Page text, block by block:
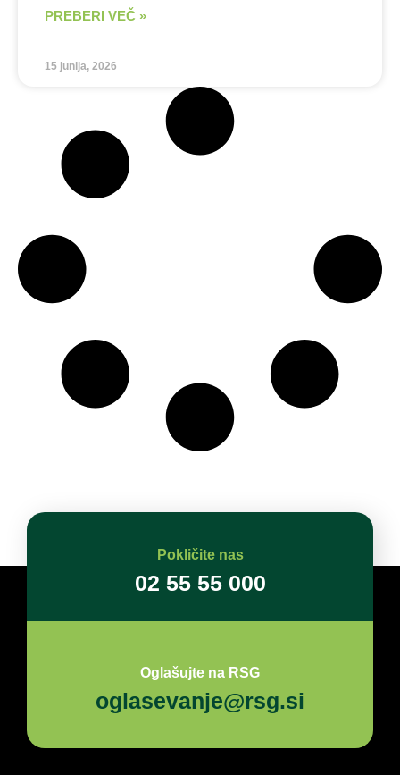
PREBERI VEČ »
15 junija, 2026
Pokličite nas
02 55 55 000
Oglašujte na RSG
oglasevanje@rsg.si